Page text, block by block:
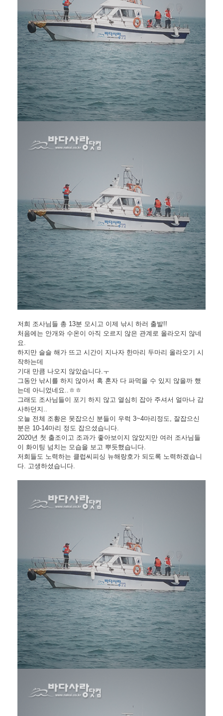
저희 조사님들 총 13분 모시고 이제 낚시 하러 출발!!
처음에는 안개와 수온이 아직 오르지 않은 관계로 올라오지 않네
요.
하지만 슬슬 해가 뜨고 시간이 지나자 한마리 두마리 올라오기 시
작하는데
기대 만큼 나오지 않았습니다.ㅜ
그동안 낚시를 하지 않아서 혹 혼자 다 파먹을 수 있지 않을까 했
는데 아니었네요..ㅎㅎ
그래도 조사님들이 포기 하지 않고 열심히 잡아 주셔서 얼마나 감
사하던지..
오늘 전체 조황은 못잡으신 분들이 우럭 3~4마리정도, 잘잡으신
분은 10-14마리 정도 잡으셨습니다.
2020년 첫 출조이고 조과가 좋아보이지 않았지만 여러 조사님들
이 화이팅 넘치는 모습을 보고 뿌듯했습니다.
저희들도 노력하는 클럽씨피싱 뉴해랑호가 되도록 노력하겠습니
다. 고생하셨습니다.